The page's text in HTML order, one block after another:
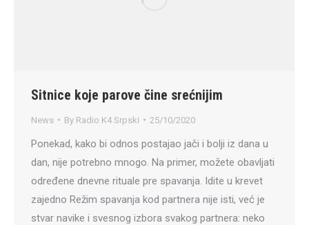
Sitnice koje parove čine srećnijim
News By Radio K4 Srpski 25/10/2020
Ponekad, kako bi odnos postajao jači i bolji iz dana u
dan, nije potrebno mnogo. Na primer, možete obavljati
određene dnevne rituale pre spavanja. Idite u krevet
zajedno Režim spavanja kod partnera nije isti, već je
stvar navike i svesnog izbora svakog partnera: neko